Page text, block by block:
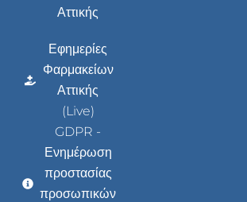
Αττικής
Εφημερίες
Φαρμακείων
Αττικής
(Live)
GDPR -
Ενημέρωση
προστασίας
προσωπικών